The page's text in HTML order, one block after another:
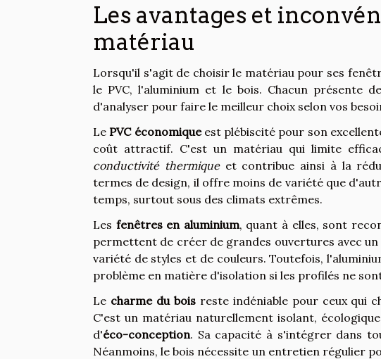
Les avantages et
matériau
Lorsqu'il s'agit de choisir le matériau pour ses
le PVC, l'aluminium et le bois. Chacun présente
d'analyser pour faire le meilleur choix selon vos
Le PVC économiqueest plébiscité pour son
coût attractif. C'est un matériau qui limite
conductivité thermiqueet contribue ainsi à la
termes de design, il offre moins de variété que
temps, surtout sous des climats extrêmes.
Les fenêtres en aluminium, quant à elles, sont
permettent de créer de grandes ouvertures avec
variété de styles et de couleurs. Toutefois,
problème en matière d'isolation si les profilés ne
Le charme du boisreste indéniable pour ceux qui
C'est un matériau naturellement isolant,
d'éco-conception. Sa capacité à s'intégrer dans
Néanmoins, le bois nécessite un entretien régulier